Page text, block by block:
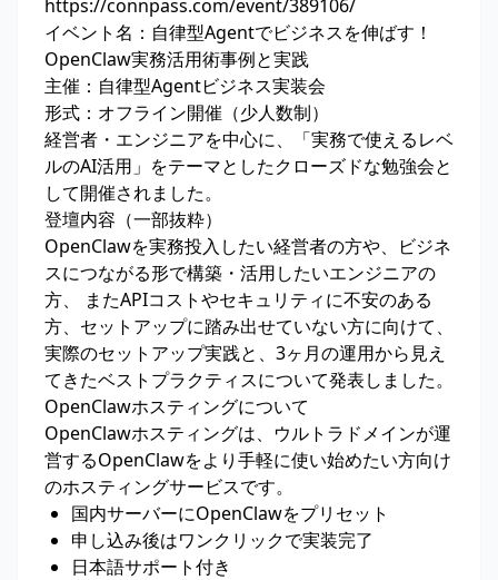
https://connpass.com/event/389106/
イベント名：自律型Agentでビジネスを伸ばす！
OpenClaw実務活用術事例と実践
主催：自律型Agentビジネス実装会
形式：オフライン開催（少人数制）
経営者・エンジニアを中心に、「実務で使えるレベ
ルのAI活用」をテーマとしたクローズドな勉強会と
して開催されました。
登壇内容（一部抜粋）
OpenClawを実務投入したい経営者の方や、ビジネ
スにつながる形で構築・活用したいエンジニアの
方、 またAPIコストやセキュリティに不安のある
方、セットアップに踏み出せていない方に向けて、
実際のセットアップ実践と、3ヶ月の運用から見え
てきたベストプラクティスについて発表しました。
OpenClawホスティングについて
OpenClawホスティングは、ウルトラドメインが運
営するOpenClawをより手軽に使い始めたい方向け
のホスティングサービスです。
国内サーバーにOpenClawをプリセット
申し込み後はワンクリックで実装完了
日本語サポート付き